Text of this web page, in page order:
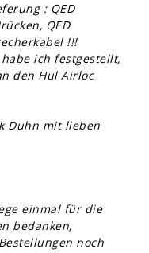
: QED
QED
!!!
ich festgestellt,
den Hul Airloc
Duhn mit lieben
einmal für die
bedanken,
noch